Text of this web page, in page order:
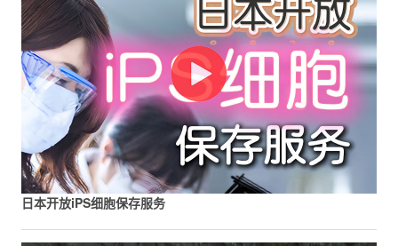
日本开放iPS细胞保存服务